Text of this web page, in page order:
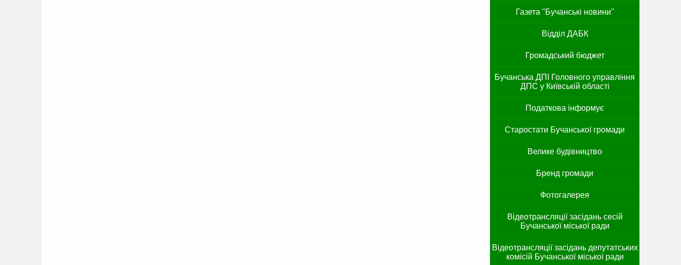
Газета "Бучанські новини"
Відділ ДАБК
Громадський бюджет
Бучанська ДПІ Головного управління
ДПС у Київській області
Податкова інформує
Старостати Бучанської громади
Велике будівництво
Бренд громади
Фотогалерея
Відеотрансляції засідань сесій
Бучанської міської ради
Відеотрансляції засідань депутатських
комісій Бучанської міської ради